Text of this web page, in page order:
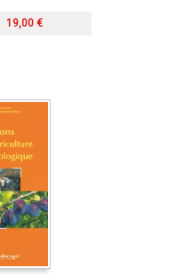
19,00 €